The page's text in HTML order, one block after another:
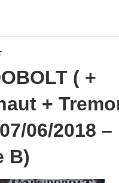
( +
+
06/2018 –
B)